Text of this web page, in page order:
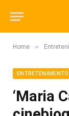
Home »
ENTRETENIMENTO
‘Maria